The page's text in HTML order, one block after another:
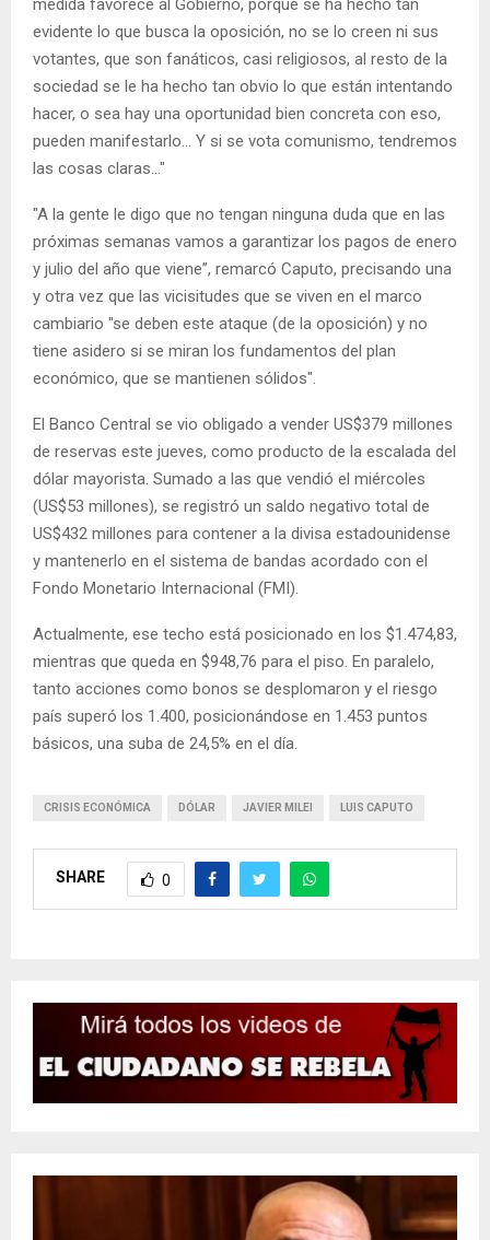
medida favorece al Gobierno, porque se ha hecho tan
evidente lo que busca la oposición, no se lo creen ni sus
votantes, que son fanáticos, casi religiosos, al resto de la
sociedad se le ha hecho tan obvio lo que están intentando
hacer, o sea hay una oportunidad bien concreta con eso,
pueden manifestarlo... Y si se vota comunismo, tendremos
las cosas claras..."
"A la gente le digo que no tengan ninguna duda que en las
próximas semanas vamos a garantizar los pagos de enero
y julio del año que viene”, remarcó Caputo, precisando una
y otra vez que las vicisitudes que se viven en el marco
cambiario "se deben este ataque (de la oposición) y no
tiene asidero si se miran los fundamentos del plan
económico, que se mantienen sólidos".
El Banco Central se vio obligado a vender US$379 millones
de reservas este jueves, como producto de la escalada del
dólar mayorista. Sumado a las que vendió el miércoles
(US$53 millones), se registró un saldo negativo total de
US$432 millones para contener a la divisa estadounidense
y mantenerlo en el sistema de bandas acordado con el
Fondo Monetario Internacional (FMI).
Actualmente, ese techo está posicionado en los $1.474,83,
mientras que queda en $948,76 para el piso. En paralelo,
tanto acciones como bonos se desplomaron y el riesgo
país superó los 1.400, posicionándose en 1.453 puntos
básicos, una suba de 24,5% en el día.
CRISIS ECONÓMICA DÓLAR JAVIER MILEI LUIS CAPUTO
SHARE 0